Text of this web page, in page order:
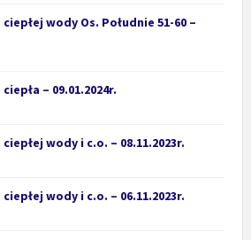
wody Os. Południe 51-60 –
– 09.01.2024r.
wody i c.o. – 08.11.2023r.
wody i c.o. – 06.11.2023r.